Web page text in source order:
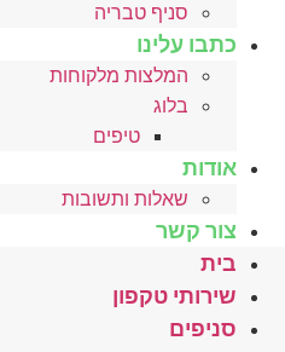
סניף טבריה
כתבו עלינו
המלצות מלקוחות
בלוג
טיפים
אודות
שאלות ותשובות
צור קשר
בית
שירותי טקפון
סניפים